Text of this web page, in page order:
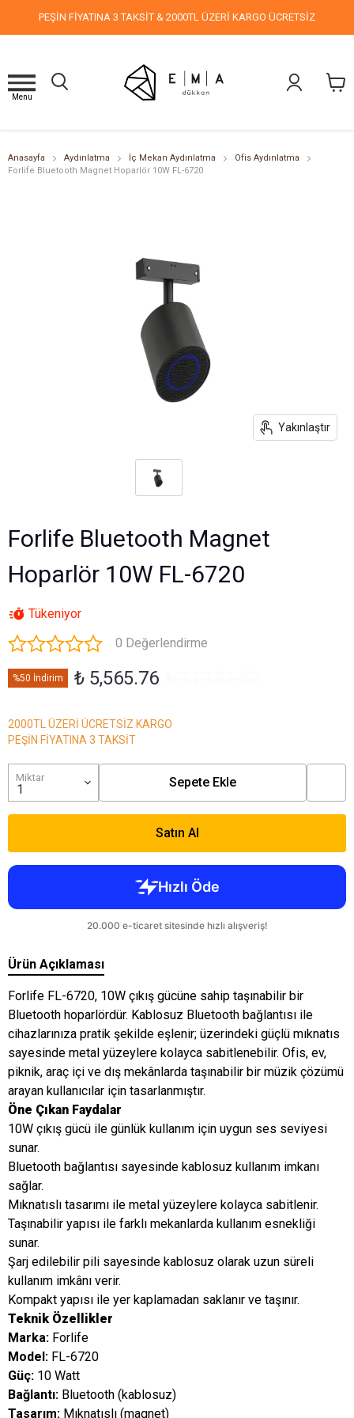
PEŞİN FİYATINA 3 TAKSİT & 2000TL ÜZERİ KARGO ÜCRETSİZ
Menu
Anasayfa Aydınlatma İç Mekan Aydınlatma
Ofis Aydınlatma
Forlife Bluetooth Magnet Hoparlör 10W FL-6720
Yakınlaştır
Forlife Bluetooth Magnet
Hoparlör 10W FL-6720
Tükeniyor
0 Değerlendirme
%50 İndirim ₺ 5,565.76
2000TL ÜZERİ ÜCRETSİZ KARGO
PEŞİN FİYATINA 3 TAKSİT
Miktar Sepete Ekle
Satın Al
Ürün Açıklaması
Forlife FL-6720, 10W çıkış gücüne sahip taşınabilir bir
Bluetooth hoparlördür. Kablosuz Bluetooth bağlantısı ile
cihazlarınıza pratik şekilde eşlenir; üzerindeki güçlü mıknatıs
sayesinde metal yüzeylere kolayca sabitlenebilir. Ofis, ev,
piknik, araç içi ve dış mekânlarda taşınabilir bir müzik çözümü
arayan kullanıcılar için tasarlanmıştır.
Öne Çıkan Faydalar
10W çıkış gücü ile günlük kullanım için uygun ses seviyesi
sunar.
Bluetooth bağlantısı sayesinde kablosuz kullanım imkanı
sağlar.
Mıknatıslı tasarımı ile metal yüzeylere kolayca sabitlenir.
Taşınabilir yapısı ile farklı mekanlarda kullanım esnekliği
sunar.
Şarj edilebilir pili sayesinde kablosuz olarak uzun süreli
kullanım imkânı verir.
Kompakt yapısı ile yer kaplamadan saklanır ve taşınır.
Teknik Özellikler
Marka: Forlife
Model: FL-6720
Güç: 10 Watt
Bağlantı: Bluetooth (kablosuz)
Tasarım: Mıknatıslı (magnet)